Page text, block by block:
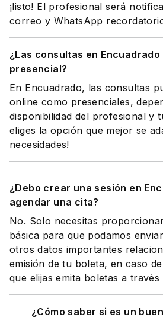
¡listo! El profesional será
correo y WhatsApp
¿Las consultas en Encuadrado
presencial?
En Encuadrado, las consultas
online como presenciales,
disponibilidad del profesional y
eliges la opción que mejor se
necesidades!
¿Debo crear una sesión en
agendar una cita?
No. Solo necesitas
básica para que podamos
otros datos importantes
emisión de tu boleta, en caso
que elijas emita boletas a través
¿Cómo saber si es un